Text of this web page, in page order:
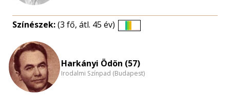
Színészek:(3 fő, átl. 45 év)
nagyítása
Harkányi Ödön (57)
Irodalmi Színpad (Budapest)